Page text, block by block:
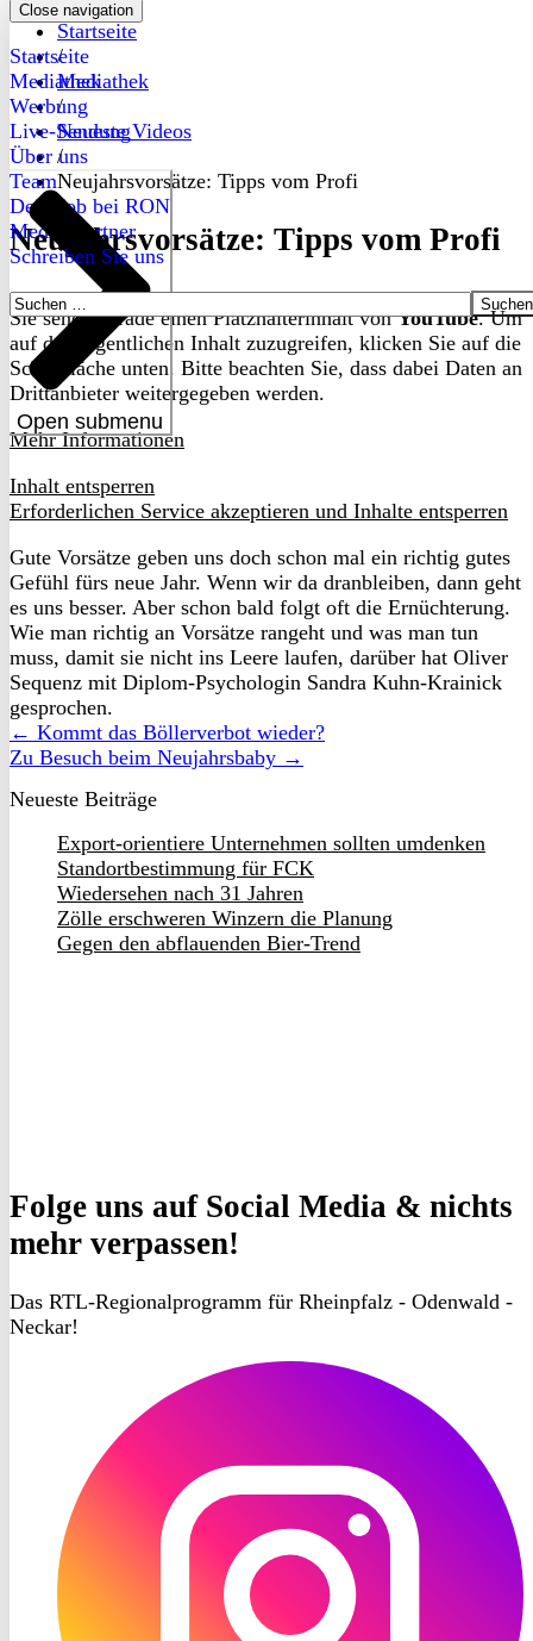
Close navigation
Startseite
Mediathek
Werbung
Live-Sendung
Über uns
Open submenu
Team
Dein Job bei RON
Medienpartner
Schreiben Sie uns
Suchen
nach:
Startseite
/
Mediathek
/
Neueste Videos
/
Neujahrsvorsätze: Tipps vom Profi
Neujahrsvorsätze: Tipps vom Profi
Sie sehen gerade einen Platzhalterinhalt vonYouTube. Um
auf den eigentlichen Inhalt zuzugreifen, klicken Sie auf die
Schaltfläche unten. Bitte beachten Sie, dass dabei Daten an
Drittanbieter weitergegeben werden.
Mehr Informationen
Inhalt entsperren
Erforderlichen Service akzeptieren und Inhalte entsperren
Gute Vorsätze geben uns doch schon mal ein richtig gutes
Gefühl fürs neue Jahr. Wenn wir da dranbleiben, dann geht
es uns besser. Aber schon bald folgt oft die Ernüchterung.
Wie man richtig an Vorsätze rangeht und was man tun
muss, damit sie nicht ins Leere laufen, darüber hat Oliver
Sequenz mit Diplom-Psychologin Sandra Kuhn-Krainick
gesprochen.
← Kommt das Böllerverbot wieder?
Zu Besuch beim Neujahrsbaby →
Neueste Beiträge
Export-orientiere Unternehmen sollten umdenken
Standortbestimmung für FCK
Wiedersehen nach 31 Jahren
Zölle erschweren Winzern die Planung
Gegen den abflauenden Bier-Trend
Folge uns auf Social Media & nichts
mehr verpassen!
Das RTL-Regionalprogramm für Rheinpfalz - Odenwald -
Neckar!
Instagram